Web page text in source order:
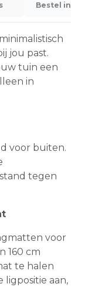
Bestel
jou past.
tuin een
in
voor buiten.
tegen
voor
160 cm
te halen
ligpositie aan,